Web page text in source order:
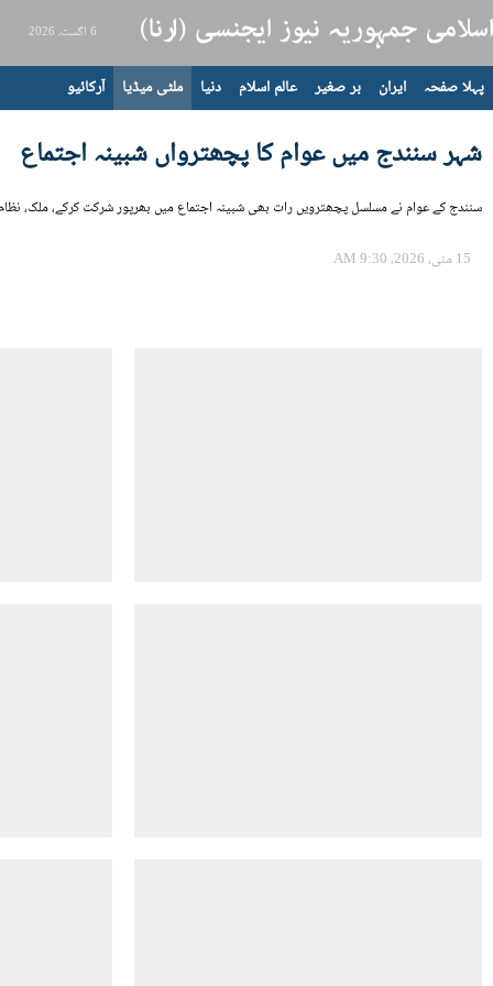
6 اگست، 2026
پہلا صفحہ ایران بر صغیر عالم اسلام دنیا ملٹی میڈیا آرکائیو
شہر سنندج میں عوام کا پچھترواں شبینہ اجتماع
سنندج کے عوام نے مسلسل پچھترویں رات بھی شبینہ اجتماع میں بھرپور شرکت کرکے، ملک،
15 مئی، 2026، 9:30 AM